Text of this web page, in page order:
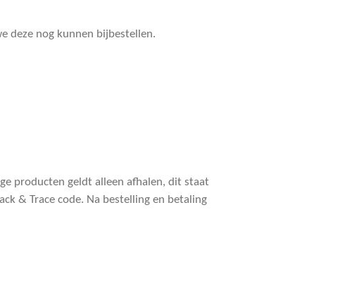
deze nog kunnen bijbestellen.
producten geldt alleen afhalen, dit staat
& Trace code. Na bestelling en betaling